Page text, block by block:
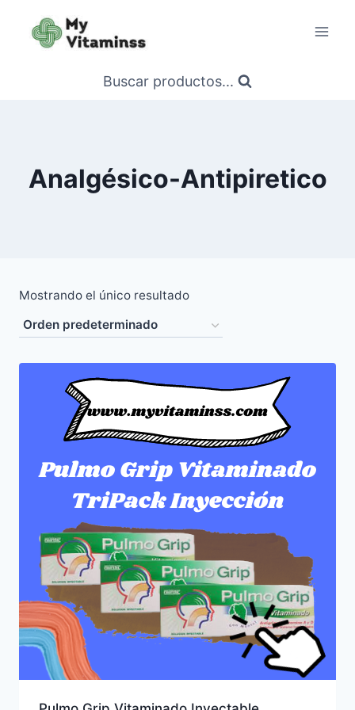
contenido
Buscar productos...
Analgésico-Antipiretico
Mostrando el único resultado